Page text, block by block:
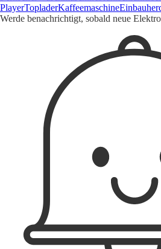
PlayerTopladerKaffeemaschine
Werde benachrichtigt, sobald neue